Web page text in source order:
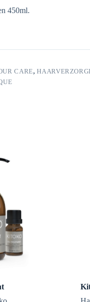
450ml.
CARE,